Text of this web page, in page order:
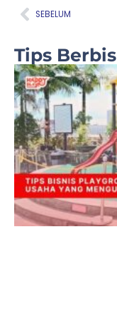
Prev
SEBELUM
Tips